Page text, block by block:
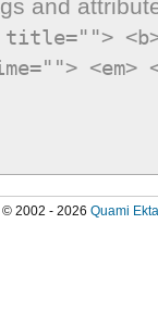
and
title="">
© 2002 - 2026 Quami